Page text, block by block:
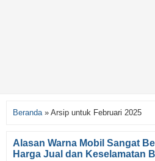
Beranda » Arsip untuk Februari 2025
Alasan Warna Mobil Sangat
Harga Jual dan Keselamatan